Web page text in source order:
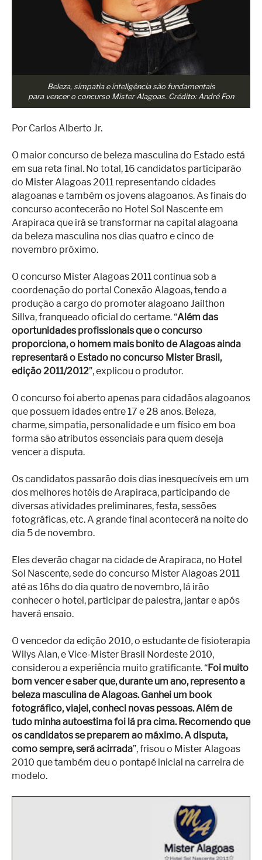
Contato
Beleza, simpatia e inteligência são fundamentais
para vencer o concurso Mister Alagoas. Crédito: André Fon
Por Carlos Alberto Jr.
O maior concurso de beleza masculina do Estado está
em sua reta final. No total, 16 candidatos participarão
do Mister Alagoas 2011 representando cidades
alagoanas e também os jovens alagoanos. As finais do
concurso acontecerão no Hotel Sol Nascente em
Arapiraca que irá se transformar na capital alagoana
da beleza masculina nos dias quatro e cinco de
novembro próximo.
O concurso Mister Alagoas 2011 continua sob a
coordenação do portal Conexão Alagoas, tendo a
produção a cargo do promoter alagoano Jailthon
Sillva, franqueado oficial do certame. “Além das
oportunidades profissionais que o concurso
proporciona, o homem mais bonito de Alagoas ainda
representará o Estado no concurso Mister Brasil,
edição 2011/2012”, explicou o produtor.
O concurso foi aberto apenas para cidadãos alagoanos
que possuem idades entre 17 e 28 anos. Beleza,
charme, simpatia, personalidade e um físico em boa
forma são atributos essenciais para quem deseja
vencer a disputa.
Os candidatos passarão dois dias inesquecíveis em um
dos melhores hotéis de Arapiraca, participando de
diversas atividades preliminares, festa, sessões
fotográficas, etc. A grande final acontecerá na noite do
dia 5 de novembro.
Eles deverão chagar na cidade de Arapiraca, no Hotel
Sol Nascente, sede do concurso Mister Alagoas 2011
até as 16hs do dia quatro de novembro, lá irão
conhecer o hotel, participar de palestra, jantar e após
haverá ensaio.
O vencedor da edição 2010, o estudante de fisioterapia
Wilys Alan, e Vice-Mister Brasil Nordeste 2010,
considerou a experiência muito gratificante. “Foi muito
bom vencer e saber que, durante um ano, represento a
beleza masculina de Alagoas. Ganhei um book
fotográfico, viajei, conheci novas pessoas. Além de
tudo minha autoestima foi lá pra cima. Recomendo que
os candidatos se preparem ao máximo. A disputa,
como sempre, será acirrada”, frisou o Mister Alagoas
2010 que também deu o pontapé inicial na carreira de
modelo.